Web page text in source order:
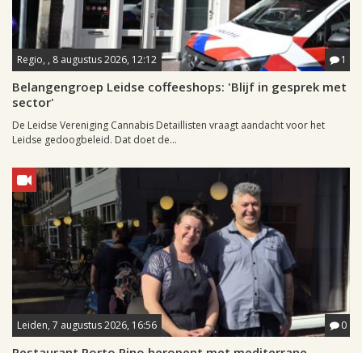
Regio, , 8 augustus 2026, 12:12 1
Belangengroep Leidse coffeeshops: 'Blijf in gesprek met
sector'
De Leidse Vereniging Cannabis Detaillisten vraagt aandacht voor het
Leidse gedoogbeleid. Dat doet de...
Leiden, 7 augustus 2026, 16:56 0